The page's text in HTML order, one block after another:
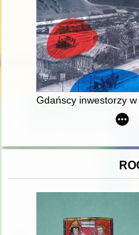
Gdańscy inwestorzy